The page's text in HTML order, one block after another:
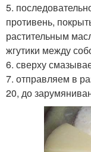
5.
противень,
растительным
жгутики между
6. сверху
7. отправляем в
20, до